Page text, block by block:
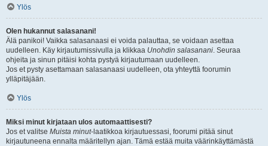
Ylös
Olen hukannut salasanani!
Älä panikoi! Vaikka salasanaasi ei voida palauttaa, se voidaan asettaa
uudelleen. Käy kirjautumissivulla ja klikkaa Unohdin salasanani. Seuraa
ohjeita ja sinun pitäisi kohta pystyä kirjautumaan uudelleen.
Jos et pysty asettamaan salasanaasi uudelleen, ota yhteyttä foorumin
ylläpitäjään.
Ylös
Miksi minut kirjataan ulos automaattisesti?
Jos et valitse Muista minut-laatikkoa kirjautuessasi, foorumi pitää sinut
kirjautuneena ennalta määritellyn ajan. Tämä estää muita väärinkäyttämästä